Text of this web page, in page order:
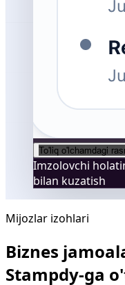
To'liq o'lchamdagi
Imzolovchi
bilan kuzatish
Mijozlar izohlari
Biznes
Stampdy-ga